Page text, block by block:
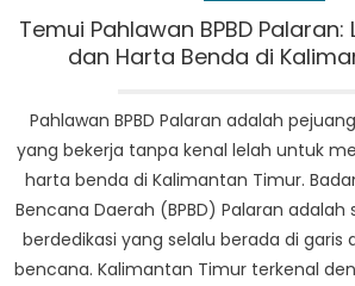
Temui Pahlawan BPBD
dan Harta Benda di
Pahlawan BPBD Palaran adalah
yang bekerja tanpa kenal lelah untuk
harta benda di Kalimantan Timur.
Bencana Daerah (BPBD) Palaran
berdedikasi yang selalu berada di garis
bencana. Kalimantan Timur terkenal